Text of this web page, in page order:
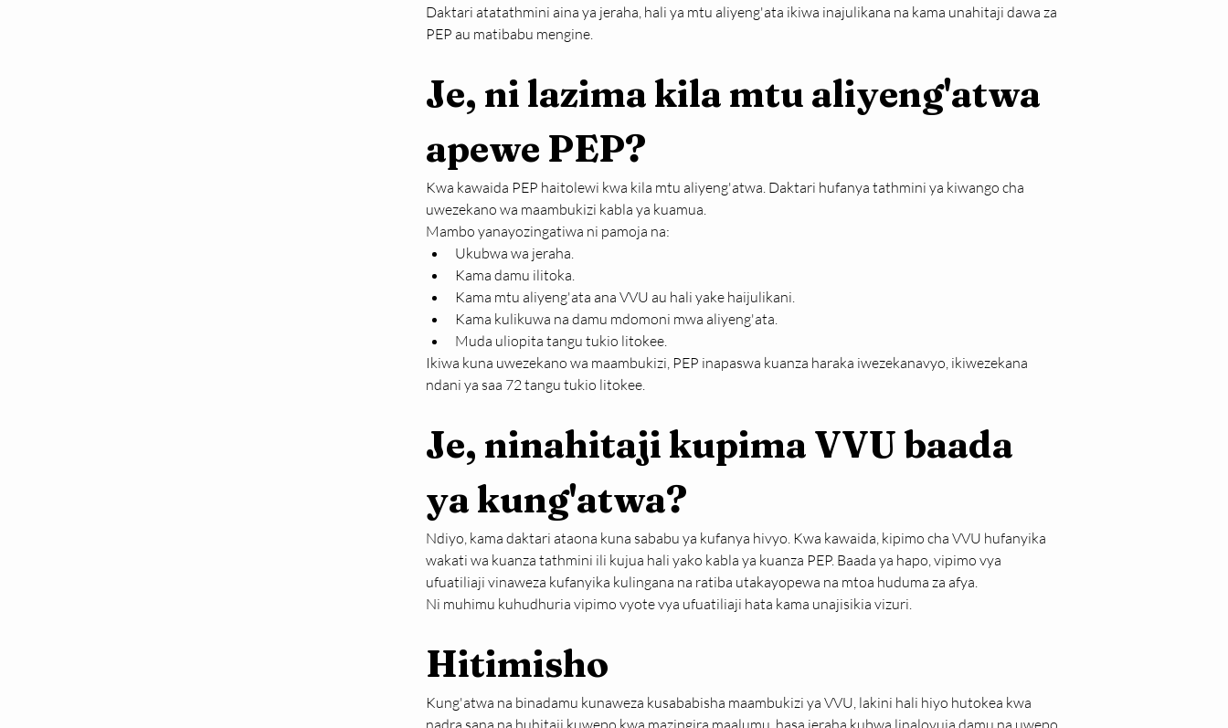
Daktari atatathmini aina ya jeraha, hali ya mtu aliyeng'ata ikiwa inajulikana na kama unahitaji dawa za
PEP au matibabu mengine.
Je, ni lazima kila mtu aliyeng'atwa
apewe PEP?
Kwa kawaida PEP haitolewi kwa kila mtu aliyeng'atwa. Daktari hufanya tathmini ya kiwango cha
uwezekano wa maambukizi kabla ya kuamua.
Mambo yanayozingatiwa ni pamoja na:
Ukubwa wa jeraha.
Kama damu ilitoka.
Kama mtu aliyeng'ata ana VVU au hali yake haijulikani.
Kama kulikuwa na damu mdomoni mwa aliyeng'ata.
Muda uliopita tangu tukio litokee.
Ikiwa kuna uwezekano wa maambukizi, PEP inapaswa kuanza haraka iwezekanavyo, ikiwezekana
ndani ya saa 72 tangu tukio litokee.
Je, ninahitaji kupima VVU baada
ya kung'atwa?
Ndiyo, kama daktari ataona kuna sababu ya kufanya hivyo. Kwa kawaida, kipimo cha VVU hufanyika
wakati wa kuanza tathmini ili kujua hali yako kabla ya kuanza PEP. Baada ya hapo, vipimo vya
ufuatiliaji vinaweza kufanyika kulingana na ratiba utakayopewa na mtoa huduma za afya.
Ni muhimu kuhudhuria vipimo vyote vya ufuatiliaji hata kama unajisikia vizuri.
Hitimisho
Kung'atwa na binadamu kunaweza kusababisha maambukizi ya VVU, lakini hali hiyo hutokea kwa
nadra sana na huhitaji kuwepo kwa mazingira maalumu, hasa jeraha kubwa linalovuja damu na uwepo